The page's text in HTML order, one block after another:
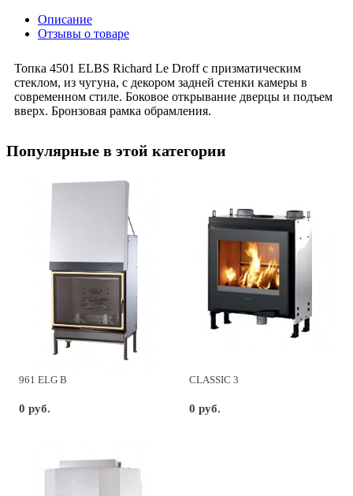
Описание
Отзывы о товаре
Топка 4501 ELBS Richard Le Droff с призматическим
стеклом, из чугуна, с декором задней стенки камеры в
современном стиле. Боковое открывание дверцы и подъем
вверх. Бронзовая рамка обрамления.
Популярные в этой категории
961 ELG B
0 руб.
CLASSIC 3
0 руб.